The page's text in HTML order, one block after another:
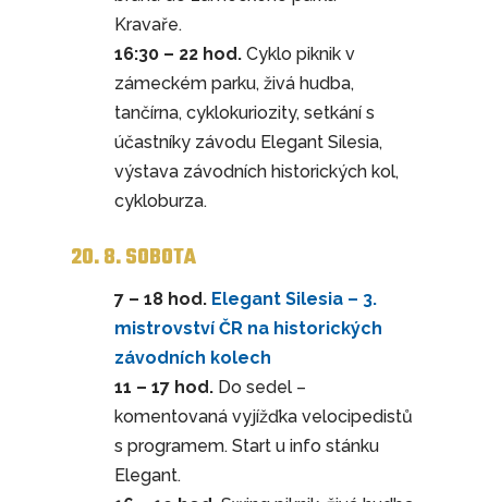
Kravaře.
16:30 – 22 hod. Cyklo piknik v
zámeckém parku, živá hudba,
tančírna, cyklokuriozity, setkání s
účastníky závodu Elegant Silesia,
výstava závodních historických kol,
cykloburza.
20. 8. SOBOTA
7 – 18 hod. Elegant Silesia – 3.
mistrovství ČR na historických
závodních kolech
11 – 17 hod. Do sedel –
komentovaná vyjížďka velocipedistů
s programem. Start u info stánku
Elegant.